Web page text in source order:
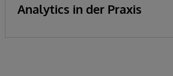
Analytics in der Praxis